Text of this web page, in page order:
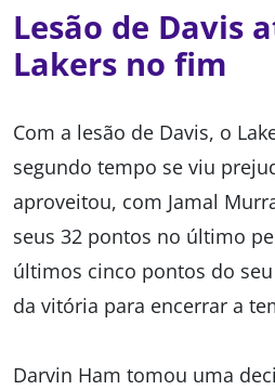
Lesão de Davis
Lakers no fim
Com a lesão de Davis, o
segundo tempo se viu
aproveitou, com Jamal
seus 32 pontos no último
últimos cinco pontos do
da vitória para encerrar a
Darvin Ham tomou uma